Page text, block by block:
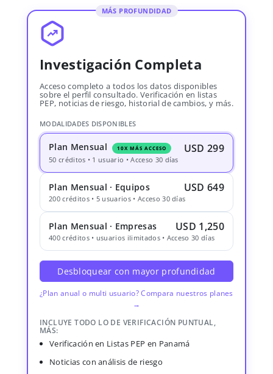
MÁS PROFUNDIDAD
Investigación Completa
Acceso completo a todos los datos disponibles
sobre el perfil consultado. Verificación en listas
PEP, noticias de riesgo, historial de cambios, y más.
MODALIDADES DISPONIBLES
Plan Mensual 10X MÁS ACCESO USD 299
50 créditos • 1 usuario • Acceso 30 días
Plan Mensual · Equipos USD 649
200 créditos • 5 usuarios • Acceso 30 días
Plan Mensual · Empresas USD 1,250
400 créditos • usuarios ilimitados • Acceso 30 días
Desbloquear con mayor profundidad
¿Plan anual o multi usuario? Compara nuestros planes
→
INCLUYE TODO LO DE VERIFICACIÓN PUNTUAL,
MÁS:
Verificación en Listas PEP en Panamá
Noticias con análisis de riesgo